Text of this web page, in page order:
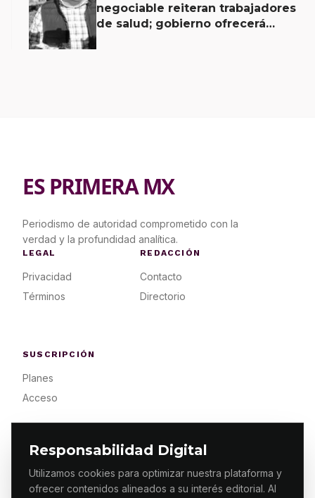
Responsabilidad Digital
Utilizamos cookies para optimizar nuestra plataforma y
ofrecer contenidos alineados a su interés editorial. Al
negociable reiteran trabajadores
de salud; gobierno ofrecerá
ES PRIMERA MX
Periodismo de autoridad comprometido con la
verdad y la profundidad analítica.
LEGAL
Privacidad
Términos
REDACCIÓN
Contacto
Directorio
SUSCRIPCIÓN
Planes
Acceso
© 2026 ES PRIMERA MX. ALGUNOS DERECHOS